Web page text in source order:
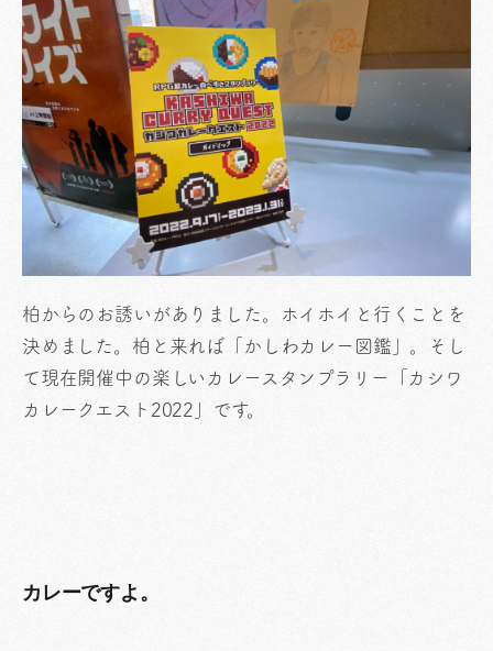
柏からのお誘いがありました。ホイホイと行くことを
決めました。柏と来れば「かしわカレー図鑑」。そし
て現在開催中の楽しいカレースタンプラリー「カシワ
カレークエスト2022」です。
カレーですよ。